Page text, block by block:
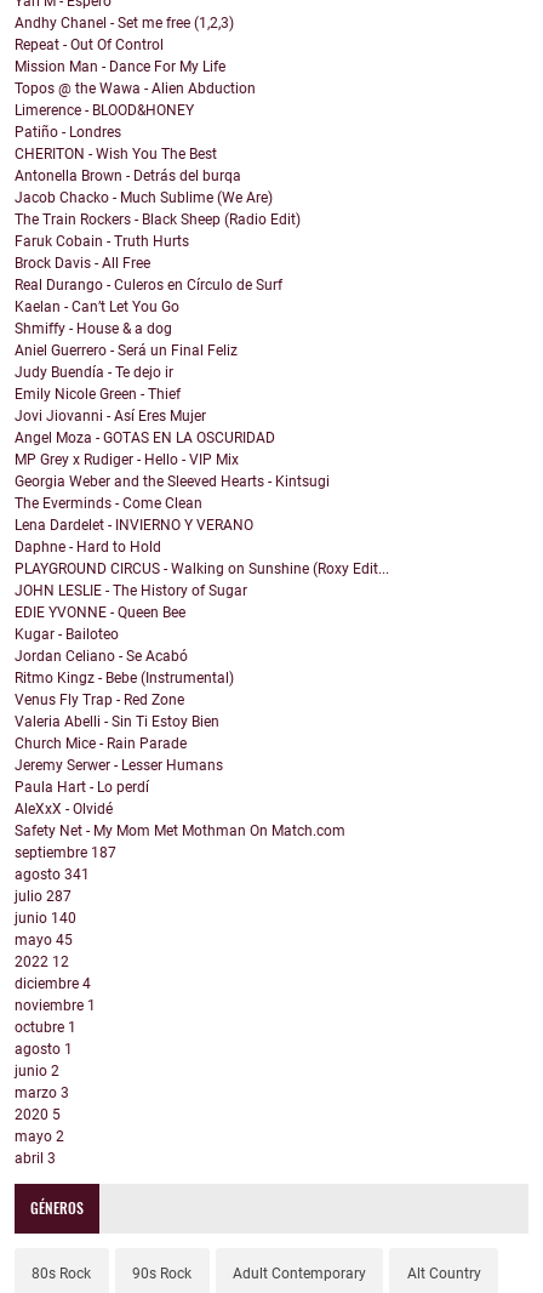
Andhy Chanel - Set me free (1,2,3)
Repeat - Out Of Control
Mission Man - Dance For My Life
Topos @ the Wawa - Alien Abduction
Limerence - BLOOD&HONEY
Patiño - Londres
CHERITON - Wish You The Best
Antonella Brown - Detrás del burqa
Jacob Chacko - Much Sublime (We Are)
The Train Rockers - Black Sheep (Radio Edit)
Faruk Cobain - Truth Hurts
Brock Davis - All Free
Real Durango - Culeros en Círculo de Surf
Kaelan - Can’t Let You Go
Shmiffy - House & a dog
Aniel Guerrero - Será un Final Feliz
Judy Buendía - Te dejo ir
Emily Nicole Green - Thief
Jovi Jiovanni - Así Eres Mujer
Angel Moza - GOTAS EN LA OSCURIDAD
MP Grey x Rudiger - Hello - VIP Mix
Georgia Weber and the Sleeved Hearts - Kintsugi
The Everminds - Come Clean
Lena Dardelet - INVIERNO Y VERANO
Daphne - Hard to Hold
PLAYGROUND CIRCUS - Walking on Sunshine (Roxy Edit...
JOHN LESLIE - The History of Sugar
EDIE YVONNE - Queen Bee
Kugar - Bailoteo
Jordan Celiano - Se Acabó
Ritmo Kingz - Bebe (Instrumental)
Venus Fly Trap - Red Zone
Valeria Abelli - Sin Ti Estoy Bien
Church Mice - Rain Parade
Jeremy Serwer - Lesser Humans
Paula Hart - Lo perdí
AleXxX - Olvidé
Safety Net - My Mom Met Mothman On Match.com
septiembre 187
agosto 341
julio 287
junio 140
mayo 45
2022 12
diciembre 4
noviembre 1
octubre 1
agosto 1
junio 2
marzo 3
2020 5
mayo 2
abril 3
GÉNEROS
80s Rock 90s Rock Adult Contemporary Alt Country